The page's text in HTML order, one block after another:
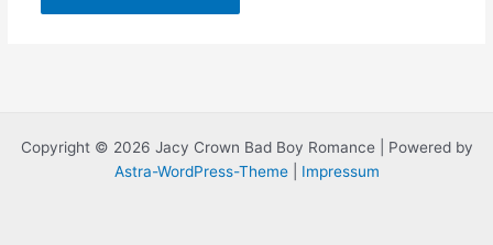
Copyright © 2026 Jacy Crown Bad Boy Romance | Powered by
Astra-WordPress-Theme| Impressum